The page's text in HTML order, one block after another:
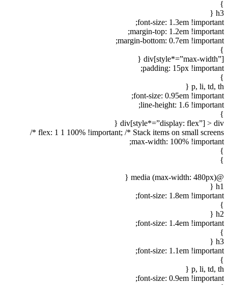
font-size: 1.3em
margin-top: 1.2em
margin-bottom: 0.7em
div[style*=”max-
padding: 15px
p, li, td,
font-size: 0.95em
line-height: 1.6
div[style*=”display: flex”] >
flex: 1 1 100% !important; /* Stack items on small
max-width: 100%
font-size: 1.8em
font-size: 1.4em
font-size: 1.1em
p, li, td,
font-size: 0.9em